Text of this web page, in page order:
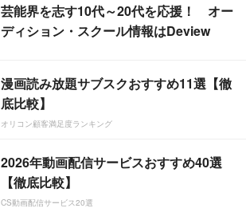
芸能界を志す10代～20代を応援！ オー
ディション・スクール情報はDeview
漫画読み放題サブスクおすすめ11選【徹
底比較】
オリコン顧客満足度ランキング
2026年動画配信サービスおすすめ40選
【徹底比較】
CS動画配信サービス20選